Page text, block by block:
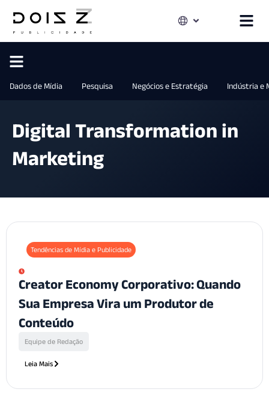
Dados de Mídia Pesquisa Negócios e Estratégia Indústria e
Digital Transformation in
Marketing
Tendências de Mídia e Publicidade
Creator Economy Corporativo: Quando
Sua Empresa Vira um Produtor de
Conteúdo
Equipe de Redação
Leia Mais